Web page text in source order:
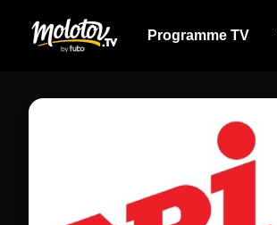
Programme TV